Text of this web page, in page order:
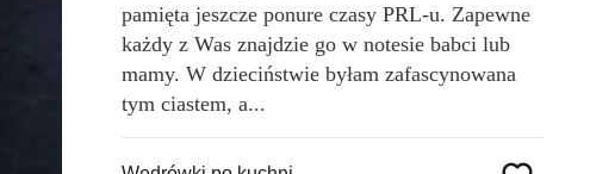
pamięta jeszcze ponure czasy PRL-u. Zapewne
każdy z Was znajdzie go w notesie babci lub
mamy. W dzieciństwie byłam zafascynowana
tym ciastem, a...